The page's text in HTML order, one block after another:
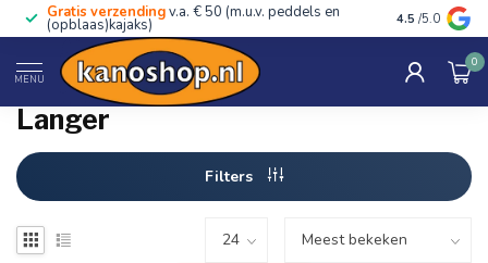
Gratis verzendingv.a. € 50 (m.u.v. peddels en
(opblaas)kajaks) Advies van
4.5 /5.0
MENU
0
Home / Merken / Langer
Langer
Filters